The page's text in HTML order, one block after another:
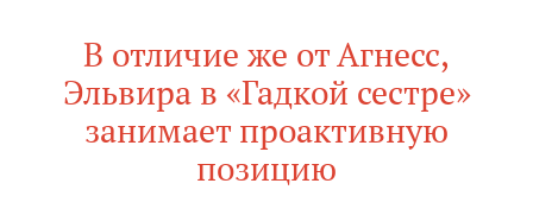
В отличие же от Агнесс,
Эльвира в «Гадкой сестре»
занимает проактивную
позицию